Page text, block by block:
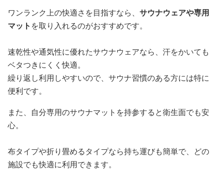
ワンランク上の快適さを目指すなら、 サウナウェアや専用
マット を取り入れるのがおすすめです。
速乾性や通気性に優れたサウナウェアなら、汗をかいても
ベタつきにくく快適。
繰り返し利用しやすいので、サウナ習慣のある方には特に
便利です。
また、自分専用のサウナマットを持参すると衛生面でも安
心。
布タイプや折り畳めるタイプなら持ち運びも簡単で、どの
施設でも快適に利用できます。